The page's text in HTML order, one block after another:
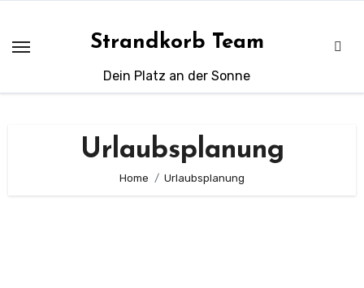
springen
Strandkorb Team
Dein Platz an der Sonne
Urlaubsplanung
Home Urlaubsplanung